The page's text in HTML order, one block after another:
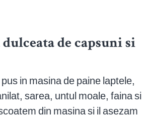
de capsuni si
in masina de paine laptele,
sarea, untul moale, faina si
din masina si il asezam